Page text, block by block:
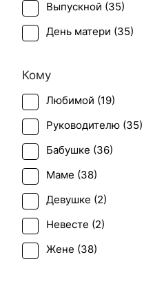
Выпускной (35)
День матери (35)
Первое свидание (
Последний звонок (
Рождение ребенка (
Рождество (7
Татьянин день (
Юбилей ( 30
Кому
Любимой (19)
Руководителю (35)
Бабушке (36)
Маме (38)
Девушке (2)
Невесте (2)
Жене (38)